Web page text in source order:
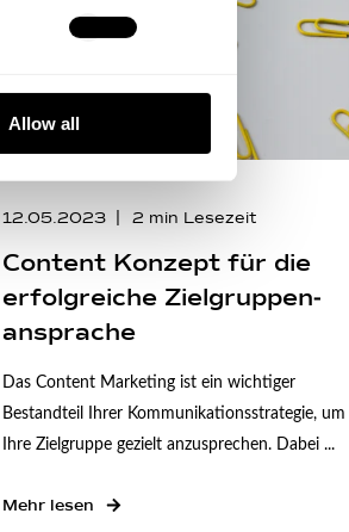
Allow all
12.05.2023 2 min Lesezeit
Content Konzept für die
erfolg­reiche Zielgruppen­
ansprache
Das Content Marketing ist ein wichtiger
Bestandteil Ihrer Kommunikationsstrategie, um
Ihre Zielgruppe gezielt anzusprechen. Dabei ...
Mehr lesen